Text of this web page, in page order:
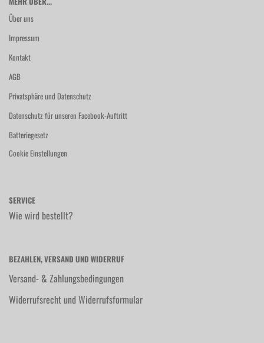
Über uns
Impressum
Kontakt
AGB
Privatsphäre und Datenschutz
Datenschutz für unseren Facebook-Auftritt
Batteriegesetz
Cookie Einstellungen
SERVICE
Wie wird bestellt?
BEZAHLEN, VERSAND UND WIDERRUF
Versand- & Zahlungsbedingungen
Widerrufsrecht und Widerrufsformular